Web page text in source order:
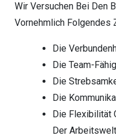
Wir Versuchen Bei Den
Vornehmlich Folgendes
Die
Die Team-
Die
Die
Die Flexibilität
Der